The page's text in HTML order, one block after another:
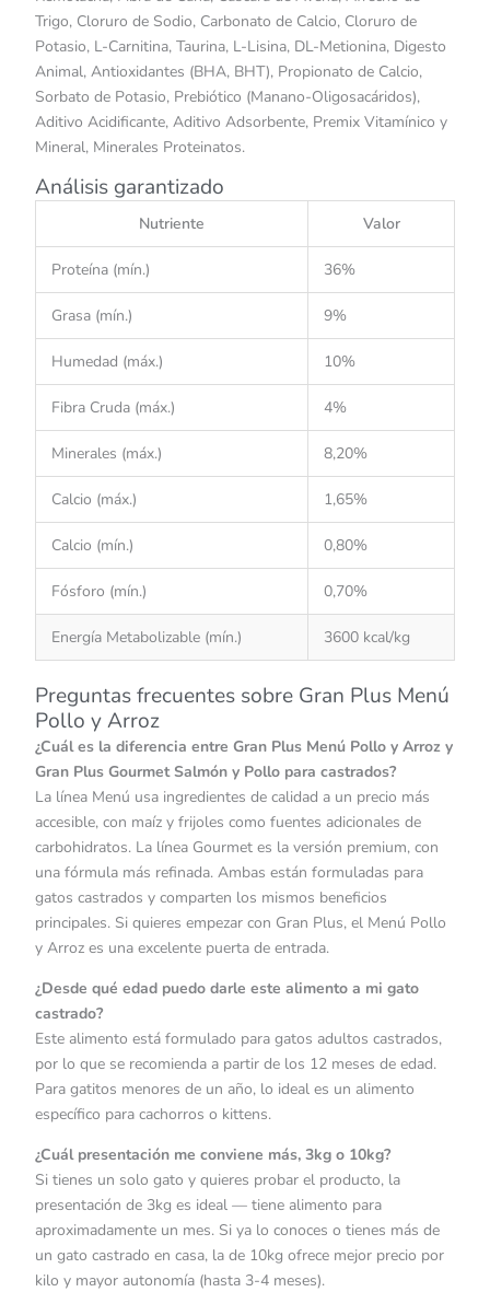
Trigo, Cloruro de Sodio, Carbonato de Calcio, Cloruro de
Potasio, L-Carnitina, Taurina, L-Lisina, DL-Metionina, Digesto
Animal, Antioxidantes (BHA, BHT), Propionato de Calcio,
Sorbato de Potasio, Prebiótico (Manano-Oligosacáridos),
Aditivo Acidificante, Aditivo Adsorbente, Premix Vitamínico y
Mineral, Minerales Proteinatos.
Análisis garantizado
Nutriente Valor
Proteína (mín.) 36%
Grasa (mín.) 9%
Humedad (máx.) 10%
Fibra Cruda (máx.) 4%
Minerales (máx.) 8,20%
Calcio (máx.) 1,65%
Calcio (mín.) 0,80%
Fósforo (mín.) 0,70%
Energía Metabolizable (mín.) 3600 kcal/kg
Preguntas frecuentes sobre Gran Plus Menú
Pollo y Arroz
¿Cuál es la diferencia entre Gran Plus Menú Pollo y Arroz y
Gran Plus Gourmet Salmón y Pollo para castrados?
La línea Menú usa ingredientes de calidad a un precio más
accesible, con maíz y frijoles como fuentes adicionales de
carbohidratos. La línea Gourmet es la versión premium, con
una fórmula más refinada. Ambas están formuladas para
gatos castrados y comparten los mismos beneficios
principales. Si quieres empezar con Gran Plus, el Menú Pollo
y Arroz es una excelente puerta de entrada.
¿Desde qué edad puedo darle este alimento a mi gato
castrado?
Este alimento está formulado para gatos adultos castrados,
por lo que se recomienda a partir de los 12 meses de edad.
Para gatitos menores de un año, lo ideal es un alimento
específico para cachorros o kittens.
¿Cuál presentación me conviene más, 3kg o 10kg?
Si tienes un solo gato y quieres probar el producto, la
presentación de 3kg es ideal — tiene alimento para
aproximadamente un mes. Si ya lo conoces o tienes más de
un gato castrado en casa, la de 10kg ofrece mejor precio por
kilo y mayor autonomía (hasta 3-4 meses).